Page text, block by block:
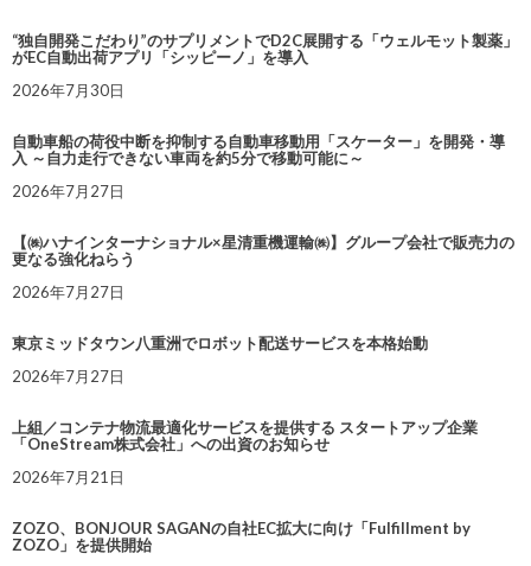
“独自開発こだわり”のサプリメントでD2C展開する「ウェルモット製薬」
がEC自動出荷アプリ「シッピーノ」を導入
2026年7月30日
自動車船の荷役中断を抑制する自動車移動用「スケーター」を開発・導
入 ～自力走行できない車両を約5分で移動可能に～
2026年7月27日
【㈱ハナインターナショナル×星清重機運輸㈱】グループ会社で販売力の
更なる強化ねらう
2026年7月27日
東京ミッドタウン八重洲でロボット配送サービスを本格始動
2026年7月27日
上組／コンテナ物流最適化サービスを提供する スタートアップ企業
「OneStream株式会社」への出資のお知らせ
2026年7月21日
ZOZO、BONJOUR SAGANの自社EC拡大に向け「Fulfillment by
ZOZO」を提供開始